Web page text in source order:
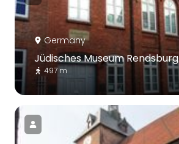
Germany
Jüdisches Museum Rendsburg
497 m